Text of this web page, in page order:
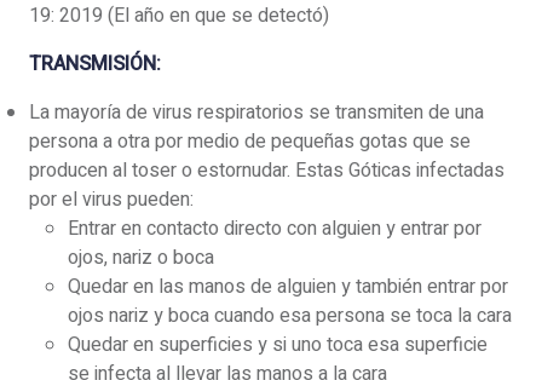
19: 2019 (El año en que se detectó)
TRANSMISIÓN:
La mayoría de virus respiratorios se transmiten de una
persona a otra por medio de pequeñas gotas que se
producen al toser o estornudar. Estas Góticas infectadas
por el virus pueden:
Entrar en contacto directo con alguien y entrar por
ojos, nariz o boca
Quedar en las manos de alguien y también entrar por
ojos nariz y boca cuando esa persona se toca la cara
Quedar en superficies y si uno toca esa superficie